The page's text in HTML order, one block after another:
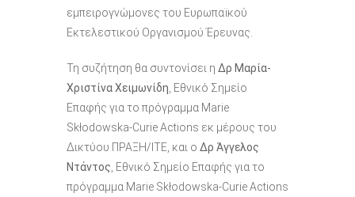
εμπειρογνώμονες του Ευρωπαϊκού
Εκτελεστικού Οργανισμού Έρευνας.
Τη συζήτηση θα συντονίσει η Δρ Μαρία-
Χριστίνα Χειμωνίδη , Εθνικό Σημείο
Επαφής για το πρόγραμμα Marie
Skłodowska-Curie Actions εκ μέρους του
Δικτύου ΠΡΑΞΗ/ΙΤΕ, και ο Δρ Άγγελος
Ντάντος , Εθνικό Σημείο Επαφής για το
πρόγραμμα Marie Skłodowska-Curie Actions